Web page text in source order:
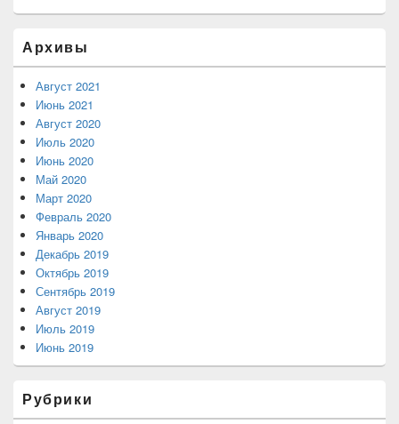
Архивы
Август 2021
Июнь 2021
Август 2020
Июль 2020
Июнь 2020
Май 2020
Март 2020
Февраль 2020
Январь 2020
Декабрь 2019
Октябрь 2019
Сентябрь 2019
Август 2019
Июль 2019
Июнь 2019
Рубрики